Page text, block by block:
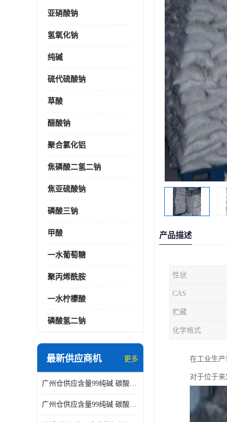
亚硝酸钠
氢氧化钠
纯碱
硫代硫酸钠
草酸
醋酸钠
聚合氯化铝
焦磷酸二氢二钠
焦亚硫酸钠
磷酸三钠
甲酸
一水葡萄糖
聚丙烯酰胺
一水柠檬酸
磷酸氢二钠
最新供应商机 更多
广州仓供应含量99纯碱 碳酸钠 工业级99含量水处理 酸类中和
广州仓供应含量99纯碱 碳酸钠 工业级99含量水处理 生活洗涤
产品描述
性状
CAS
贮藏
化学格式
在工业生产
对于位于